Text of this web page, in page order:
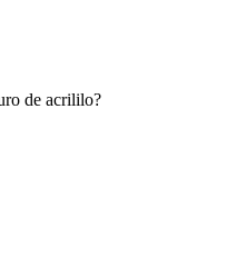
de acrililo?